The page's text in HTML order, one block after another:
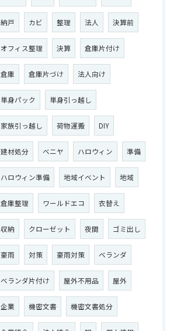
納戸 カビ 整理 法人 決算前
オフィス整理 決算 倉庫片付け
倉庫 倉庫片づけ 法人向け
単身パック 単身引っ越し
家族引っ越し 荷物運搬 DIY
建材処分 ベニヤ ハロウィン 準備
ハロウィン準備 地域イベント 地域
倉庫整理 ワールドエコ 衣替え
収納 クローゼット 夜間 ゴミ出し
豪雨 対策 豪雨対策 ベランダ
ベランダ片付け 屋外不用品 屋外
企業 機密文書 機密文書処分
お問い合わせはこちら